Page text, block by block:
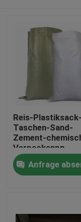
Reis-Plastiksack-
Taschen-Sand-
Zement-
Verpackenpp.
gesponnenes
Polyäthylen
Anfrage